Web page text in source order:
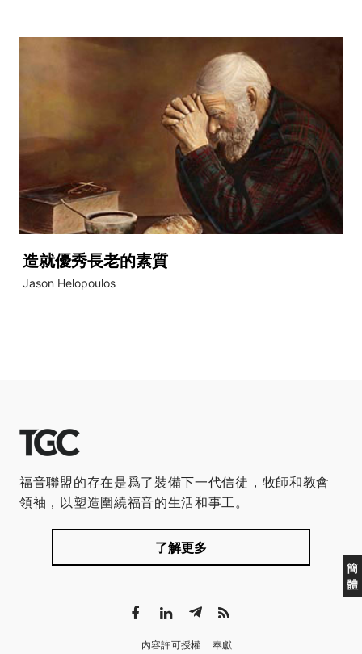
造就優秀長老的素質
Jason Helopoulos
簡
體
福音聯盟的存在是爲了裝備下一代信徒，牧師和教會
領袖，以塑造圍繞福音的生活和事工。
了解更多
內容許可授權 奉獻